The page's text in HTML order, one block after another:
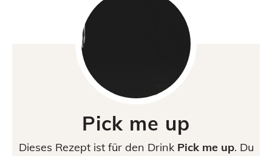
Pick me up
Dieses Rezept ist für den Drink Pick me up. Du